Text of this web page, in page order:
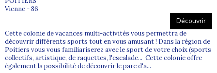
Vienne - 86
Découvrir
Cette colonie de vacances multi-activités vous permettra de
découvrir différents sports tout en vous amusant ! Dans la région de
Poitiers vous vous familiariserez avec le sport de votre choix (sports
collectifs, artistique, de raquettes, l'escalade... Cette colonie offre
également la possibilité de découvrir le parc d'a...